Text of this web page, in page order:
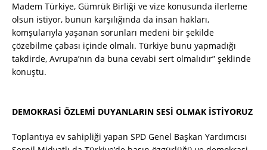
Madem Türkiye, Gümrük Birliği ve vize konusunda ilerleme
olsun istiyor, bunun karşılığında da insan hakları,
komşularıyla yaşanan sorunları medeni bir şekilde
çözebilme çabası içinde olmalı. Türkiye bunu yapmadığı
takdirde, Avrupa’nın da buna cevabi sert olmalıdır” şeklinde
konuştu.
DEMOKRASİ ÖZLEMİ DUYANLARIN SESİ OLMAK İSTİYORUZ
Toplantıya ev sahipliği yapan SPD Genel Başkan Yardımcısı